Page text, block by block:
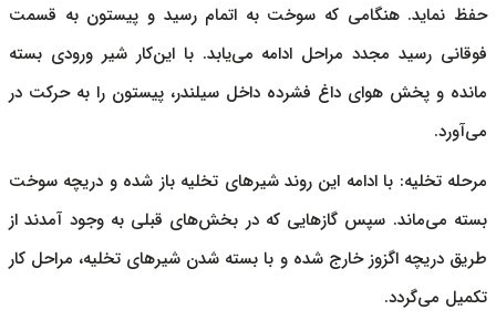
حفظ نماید. هنگامی که سوخت به اتمام رسید و پیستون به قسمت
فوقانی رسید مجدد مراحل ادامه می‌یابد. با این‌کار شیر ورودی بسته
مانده و پخش هوای داغ فشرده داخل سیلندر، پیستون را به حرکت در
می‌آورد.
مرحله تخلیه: با ادامه این روند شیرهای تخلیه باز شده و دریچه سوخت
بسته می‌ماند. سپس گازهایی که در بخش‌های قبلی به وجود آمدند از
طریق دریچه اگزوز خارج شده و با بسته شدن شیرهای تخلیه، مراحل کار
تکمیل می‌گردد.